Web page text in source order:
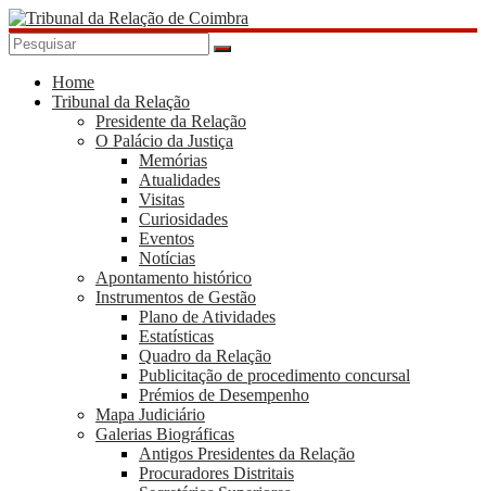
Skip
to
content
Tribunal
Relação
Home
Tribunal da Relação
Presidente da Relação
O Palácio da Justiça
Memórias
Atualidades
Visitas
Curiosidades
Eventos
Notícias
Apontamento histórico
Instrumentos de Gestão
Plano de Atividades
Estatísticas
Quadro da Relação
Publicitação de procedimento concursal
Prémios de Desempenho
Mapa Judiciário
Galerias Biográficas
Antigos Presidentes da Relação
Procuradores Distritais